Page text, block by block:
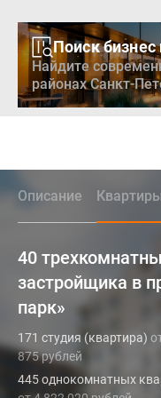
Поиск бизнес
Найдите
районах Санкт-
Описание
40
застройщика в
парк»
171 студия (квартира)
875 рублей
445 однокомнатных